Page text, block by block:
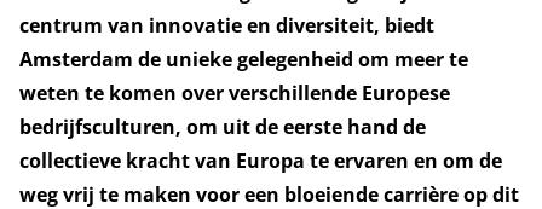
centrum van innovatie en diversiteit, biedt
Amsterdam de unieke gelegenheid om meer te
weten te komen over verschillende Europese
bedrijfsculturen, om uit de eerste hand de
collectieve kracht van Europa te ervaren en om de
weg vrij te maken voor een bloeiende carrière op dit